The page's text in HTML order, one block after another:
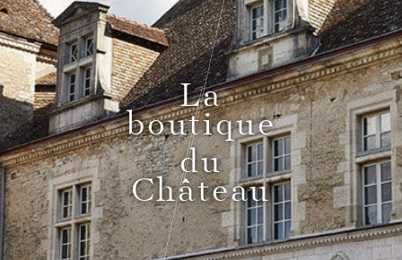
La Table de Léonce
Pass Bourgogne Spirituelle
Le Comptoir du Bénaton
La
boutique
du
Château